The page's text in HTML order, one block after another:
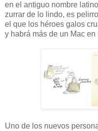
en el antiguo nombre
zurrar de lo lindo, es
el que los héroes galos
y habrá más de un Mac
Uno de los nuevos